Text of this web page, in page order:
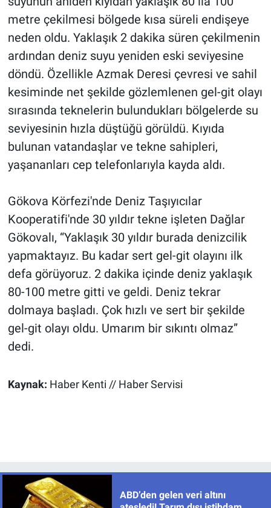
metre çekilmesi bölgede kısa süreli endişeye
neden oldu. Yaklaşık 2 dakika süren çekilmenin
ardından deniz suyu yeniden eski seviyesine
döndü. Özellikle Azmak Deresi çevresi ve sahil
kesiminde net şekilde gözlemlenen gel-git olayı
sırasında teknelerin bulundukları bölgelerde su
seviyesinin hızla düştüğü görüldü. Kıyıda
bulunan vatandaşlar ve tekne sahipleri,
yaşananları cep telefonlarıyla kayda aldı.
Gökova Körfezi'nde Deniz Taşıyıcılar
Kooperatifi'nde 30 yıldır tekne işleten Dağlar
Gökovalı, “Yaklaşık 30 yıldır burada denizcilik
yapmaktayız. Bu kadar sert gel-git olayını ilk
defa görüyoruz. 2 dakika içinde deniz yaklaşık
80-100 metre gitti ve geldi. Deniz tekrar
dolmaya başladı. Çok hızlı ve sert bir şekilde
gel-git olayı oldu. Umarım bir sıkıntı olmaz”
dedi.
Kaynak: Haber Kenti // Haber Servisi
ABD’den gelen veri altını